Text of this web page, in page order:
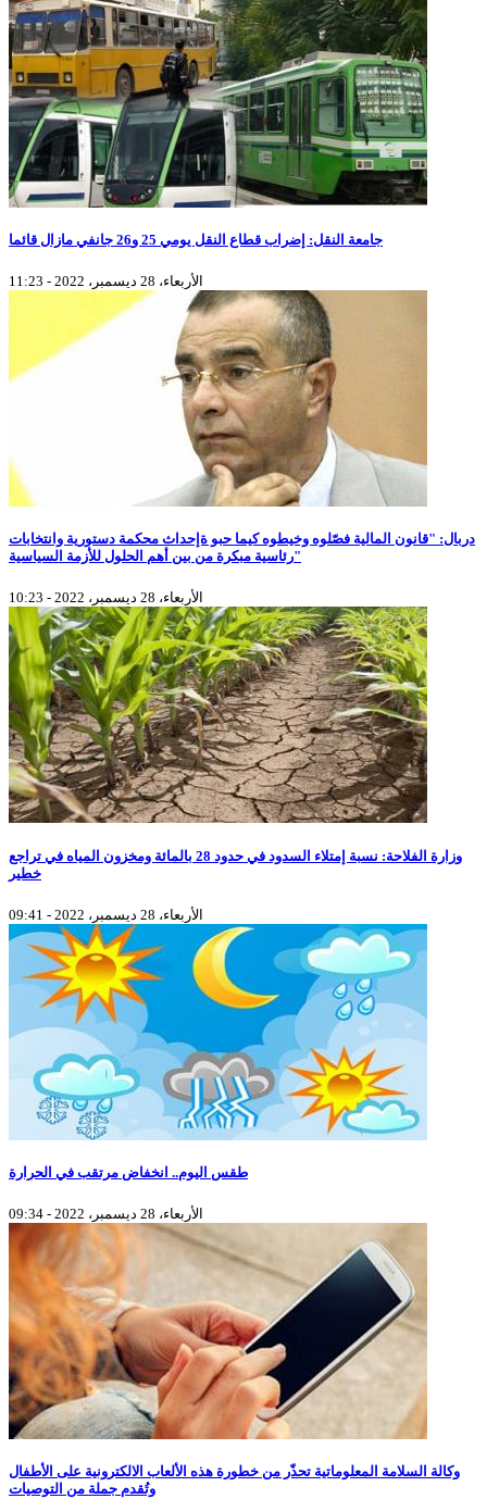
جامعة النقل: إضراب قطاع النقل يومي 25 و26 جانفي مازال قائما
الأربعاء، 28 ديسمبر، 2022 - 11:23
دربال: "قانون المالية فصّلوه وخيطوه كيما حبو ةإحداث محكمة دستورية وانتخابات
رئاسية مبكرة من بين أهم الحلول للأزمة السياسية"
الأربعاء، 28 ديسمبر، 2022 - 10:23
وزارة الفلاحة: نسبة إمتلاء السدود في حدود 28 بالمائة ومخزون المياه في تراجع
خطير
الأربعاء، 28 ديسمبر، 2022 - 09:41
طقس اليوم.. انخفاض مرتقب في الحرارة
الأربعاء، 28 ديسمبر، 2022 - 09:34
وكالة السلامة المعلوماتية تحذّر من خطورة هذه الألعاب الالكترونية على الأطفال
وتُقدم جملة من التوصيات